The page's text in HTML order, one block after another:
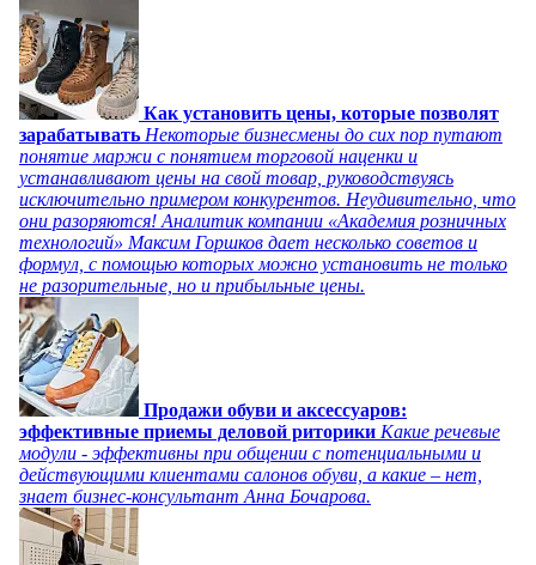
Как установить цены, которые позволят
зарабатывать Некоторые бизнесмены до сих пор путают
понятие маржи с понятием торговой наценки и
устанавливают цены на свой товар, руководствуясь
исключительно примером конкурентов. Неудивительно, что
они разоряются! Аналитик компании «Академия розничных
технологий» Максим Горшков дает несколько советов и
формул, с помощью которых можно установить не только
не разорительные, но и прибыльные цены.
Продажи обуви и аксессуаров:
эффективные приемы деловой риторики Какие речевые
модули - эффективны при общении с потенциальными и
действующими клиентами салонов обуви, а какие – нет,
знает бизнес-консультант Анна Бочарова.